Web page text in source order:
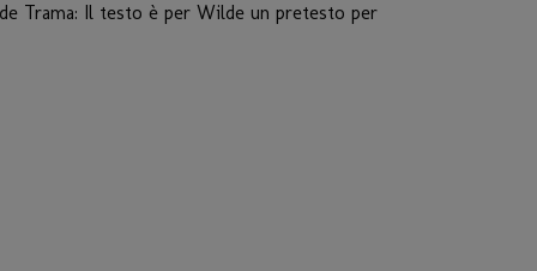
Trama: Il testo è per Wilde un pretesto per